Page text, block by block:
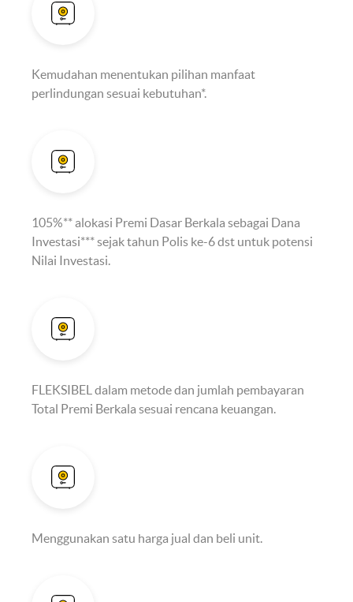
Kemudahan menentukan pilihan manfaat
perlindungan sesuai kebutuhan*.
105%** alokasi Premi Dasar Berkala sebagai Dana
Investasi*** sejak tahun Polis ke-6 dst untuk potensi
Nilai Investasi.
FLEKSIBEL dalam metode dan jumlah pembayaran
Total Premi Berkala sesuai rencana keuangan.
Menggunakan satu harga jual dan beli unit.